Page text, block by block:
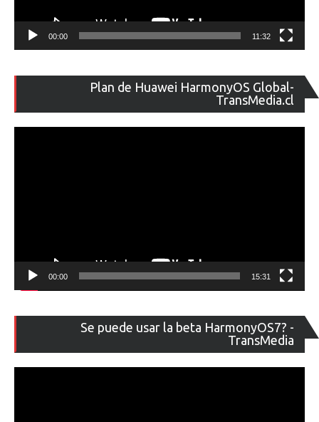
00:00 11:32
Plan de Huawei HarmonyOS Global-
TransMedia.cl
de
00:00 15:31
Se puede usar la beta HarmonyOS7? -
TransMedia
de